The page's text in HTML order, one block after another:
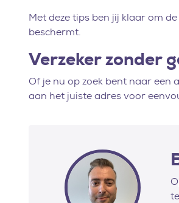
Met deze tips ben jij klaar om
beschermt.
Verzeker zonder
Of je nu op zoek bent naar een
aan het juiste adres voor